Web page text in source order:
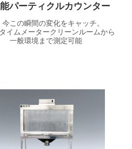
パーティクルカウンター
の瞬間の変化をキャッチ。
イムメータークリーンルームから
一般環境まで測定可能